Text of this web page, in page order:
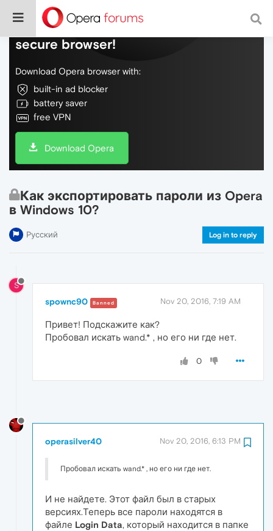
Do more on the web, with a fast and
secure browser!
Download Opera browser with:
built-in ad blocker
battery saver
free VPN
Download Opera
Как экспортировать пароли из Opera
в Windows 10?
Русский Log in to reply
S
spownc90 Banned Nov 20, 2016, 7:19 AM
Привет! Подскажите как?
Пробовал искать wand.* , но его ни где нет.
0
operasilver40 Nov 20, 2016, 6:13 PM
Пробовал искать wand.* , но его ни где нет.
И не найдете. Этот файл был в старых
версиях.Теперь все пароли находятся в
файле Login Data, который находится в папке